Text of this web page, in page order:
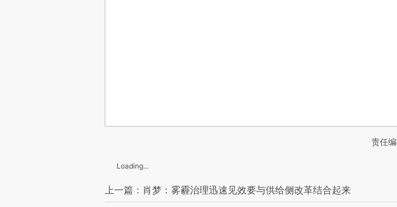
责任
Loading...
上一篇：肖梦：雾霾治理迅速见效要与供给侧改革结合起来